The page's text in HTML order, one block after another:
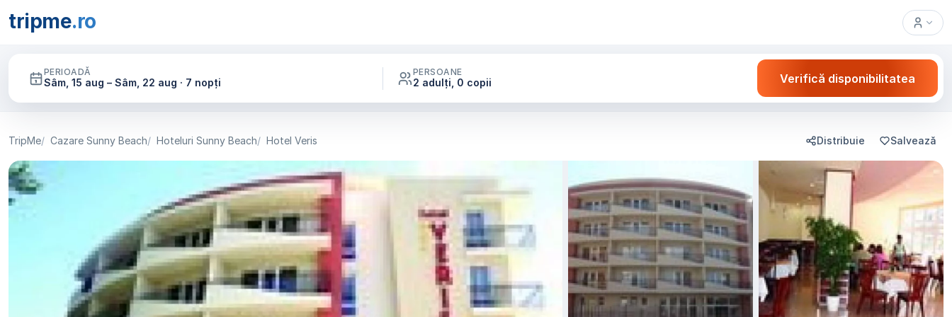
tripme.ro
PERIOADĂ
Sâm, 15 aug – Sâm, 22 aug · 7 nopți
PERSOANE
2 adulți, 0 copii Verifică disponibilitatea
TripMe Cazare Sunny Beach Hoteluri Sunny Beach Hotel Veris Distribuie Salvează